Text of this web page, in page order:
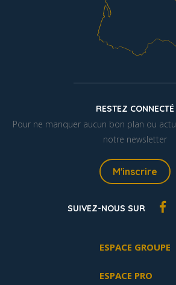
RESTEZ CONNECTÉ
Pour ne manquer aucun bon plan ou
notre newsletter
M'inscrire
SUIVEZ-NOUS SUR
ESPACE GROUPE
ESPACE PRO